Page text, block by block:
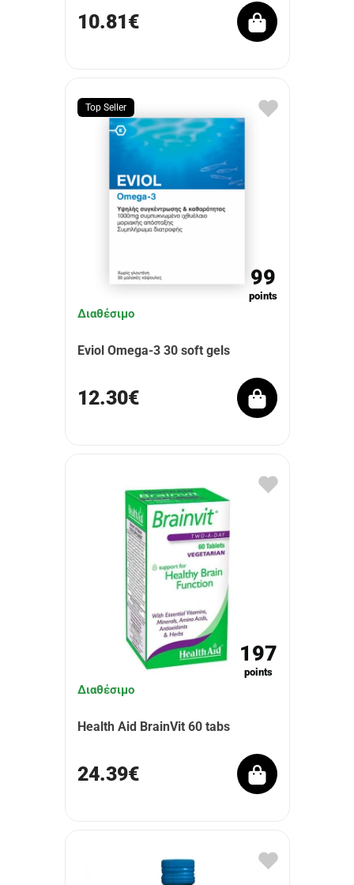
10.81€
Top Seller
99
points
Διαθέσιμο
Eviol Omega-3 30 soft gels
12.30€
197
points
Διαθέσιμο
Health Aid BrainVit 60 tabs
24.39€